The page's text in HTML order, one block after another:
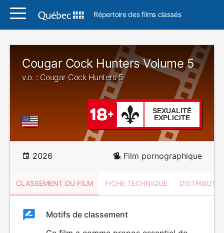
Répertoire des films classés
Cougar Cock Hunters Volume 5
v.o. : Cougar Cock Hunters 5
SEXUALITÉ
EXPLICITE
2026 Film pornographique
CLASSEMENT DU FILM FICHE TECHNIQUE
ClassementClassement
Motifs de classement